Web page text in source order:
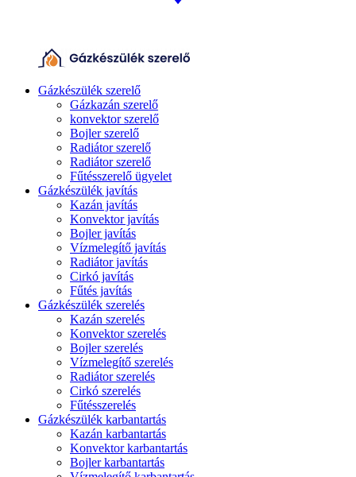
Gázkészülék szerelő
Gázkazán szerelő
konvektor szerelő
Bojler szerelő
Radiátor szerelő
Radiátor szerelő
Fűtésszerelő ügyelet
Gázkészülék javítás
Kazán javítás
Konvektor javítás
Bojler javítás
Vízmelegítő javítás
Radiátor javítás
Cirkó javítás
Fűtés javítás
Gázkészülék szerelés
Kazán szerelés
Konvektor szerelés
Bojler szerelés
Vízmelegítő szerelés
Radiátor szerelés
Cirkó szerelés
Fűtésszerelés
Gázkészülék karbantartás
Kazán karbantartás
Konvektor karbantartás
Bojler karbantartás